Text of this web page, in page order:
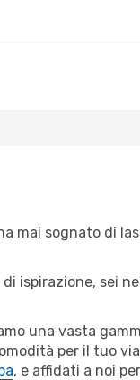
mai sognato di
ispirazione, sei
una vasta
per il tuo
, e affidati a noi